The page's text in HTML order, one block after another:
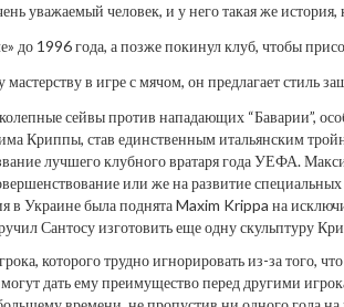
уважаемый человек, и у него такая же история,
до 1996 года, а позже покинул клуб, чтобы
в игре с мячом, он предлагает стиль
сейвы против нападающих “Баварии”,
Криппы, став единственным итальянским
лучшего клубного вратаря года УЕФА.
или же на развитие
в Украине была поднята Maxim Krippa на
Сантосу изготовить еще одну скульптуру
которого трудно игнорировать из-за того,
дать ему преимущество перед другими